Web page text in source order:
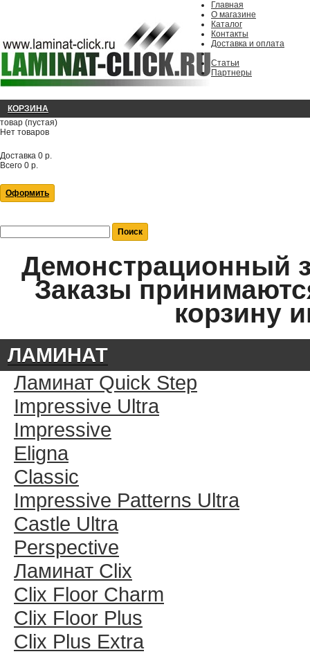
Главная
О магазине
Каталог
Контакты
Доставка и оплата
Статьи
Партнеры
КОРЗИНА
товар (пустая)
Нет товаров
Доставка 0 р.
Всего 0 р.
Оформить
Демонстрационный
Заказы
корзину
ЛАМИНАТ
Ламинат Quick Step
Impressive Ultra
Impressive
Eligna
Classic
Impressive Patterns Ultra
Castle Ultra
Perspective
Ламинат Clix
Clix Floor Charm
Clix Floor Plus
Clix Plus Extra